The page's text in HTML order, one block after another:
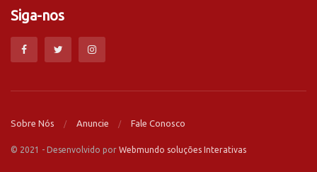
Siga-nos
Sobre Nós Anuncie Fale Conosco
© 2021 - Desenvolvido por Webmundo soluções Interativas